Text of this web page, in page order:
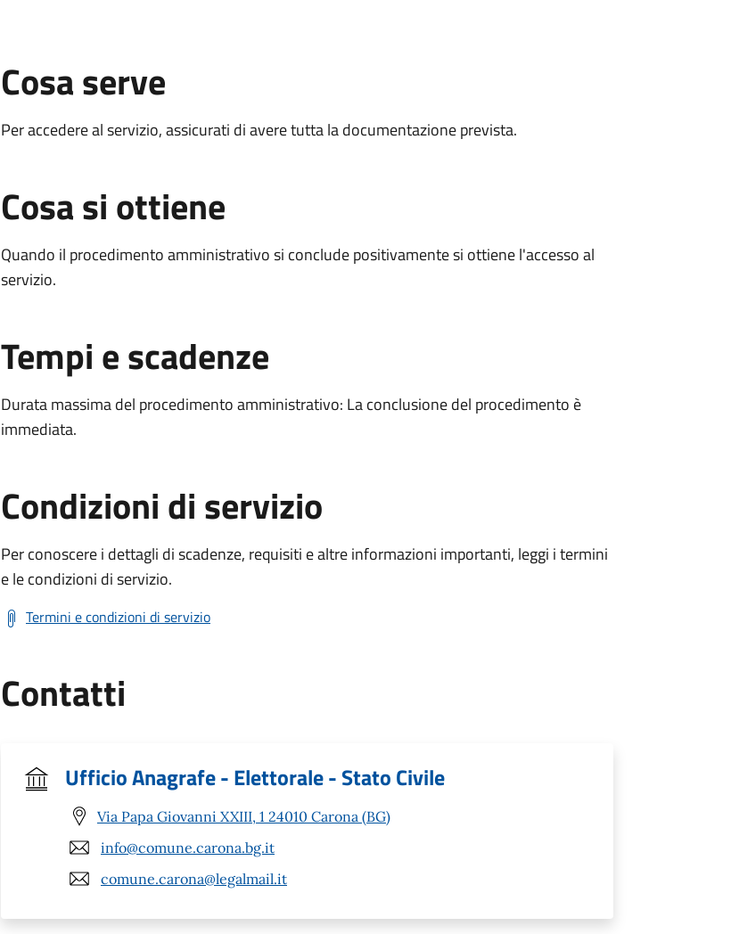
Cosa serve
Per accedere al servizio, assicurati di avere tutta la documentazione prevista.
Cosa si ottiene
Quando il procedimento amministrativo si conclude positivamente si ottiene l'accesso al
servizio.
Tempi e scadenze
Durata massima del procedimento amministrativo: La conclusione del procedimento è
immediata.
Condizioni di servizio
Per conoscere i dettagli di scadenze, requisiti e altre informazioni importanti, leggi i termini
e le condizioni di servizio.
Termini e condizioni di servizio
Contatti
Ufficio Anagrafe - Elettorale - Stato Civile
Via Papa Giovanni XXIII, 1 24010 Carona (BG)
info@comune.carona.bg.it
comune.carona@legalmail.it